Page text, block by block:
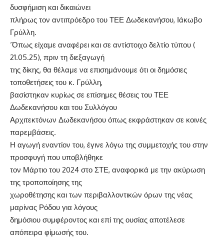
δυσφήμιση και δικαιώνει
πλήρως τον αντιπρόεδρο του ΤΕΕ Δωδεκανήσου, Ιάκωβο
Γρύλλη.
‘Όπως είχαμε αναφέρει και σε αντίστοιχο δελτίο τύπου (
21.05.25), πριν τη διεξαγωγή
της δίκης, θα θέλαμε να επισημάνουμε ότι οι δημόσιες
τοποθετήσεις του κ. Γρύλλη,
βασίστηκαν κυρίως σε επίσημες θέσεις του ΤΕΕ
Δωδεκανήσου και του Συλλόγου
Αρχιτεκτόνων Δωδεκανήσου όπως εκφράστηκαν σε κοινές
παρεμβάσεις.
Η αγωγή εναντίον του, έγινε λόγω της συμμετοχής του στην
προσφυγή που υποβλήθηκε
τον Μάρτιο του 2024 στο ΣΤΕ, αναφορικά με την ακύρωση
της τροποποίησης της
χωροθέτησης και των περιβαλλοντικών όρων της νέας
μαρίνας Ρόδου για λόγους
δημόσιου συμφέροντος και επί της ουσίας αποτέλεσε
απόπειρα φίμωσής του.